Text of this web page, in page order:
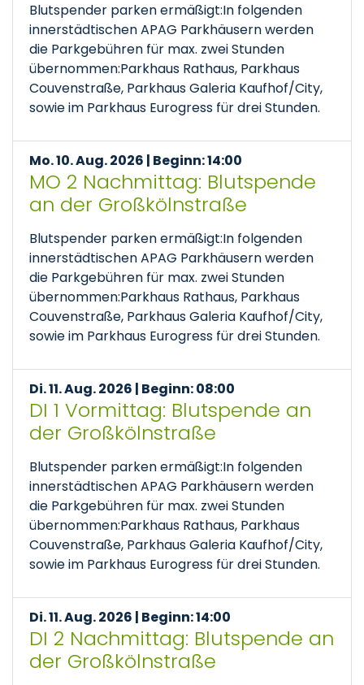
Blutspender parken ermäßigt:In folgenden
innerstädtischen APAG Parkhäusern werden
die Parkgebühren für max. zwei Stunden
übernommen:Parkhaus Rathaus, Parkhaus
Couvenstraße, Parkhaus Galeria Kaufhof/City,
sowie im Parkhaus Eurogress für drei Stunden.
Mo. 10. Aug. 2026 | Beginn: 14:00
MO 2 Nachmittag: Blutspende
an der Großkölnstraße
Blutspender parken ermäßigt:In folgenden
innerstädtischen APAG Parkhäusern werden
die Parkgebühren für max. zwei Stunden
übernommen:Parkhaus Rathaus, Parkhaus
Couvenstraße, Parkhaus Galeria Kaufhof/City,
sowie im Parkhaus Eurogress für drei Stunden.
Di. 11. Aug. 2026 | Beginn: 08:00
DI 1 Vormittag: Blutspende an
der Großkölnstraße
Blutspender parken ermäßigt:In folgenden
innerstädtischen APAG Parkhäusern werden
die Parkgebühren für max. zwei Stunden
übernommen:Parkhaus Rathaus, Parkhaus
Couvenstraße, Parkhaus Galeria Kaufhof/City,
sowie im Parkhaus Eurogress für drei Stunden.
Di. 11. Aug. 2026 | Beginn: 14:00
DI 2 Nachmittag: Blutspende an
der Großkölnstraße